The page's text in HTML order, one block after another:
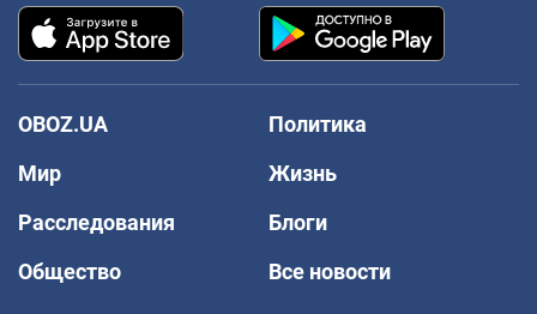
OBOZ.UA
Политика
Мир
Жизнь
Расследования
Блоги
Общество
Все новости